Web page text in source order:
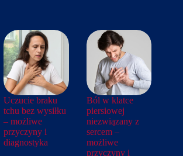
Uczucie braku
tchu bez wysiłku
– możliwe
przyczyny i
diagnostyka
Ból w klatce
piersiowej
niezwiązany z
sercem –
możliwe
przyczyny i